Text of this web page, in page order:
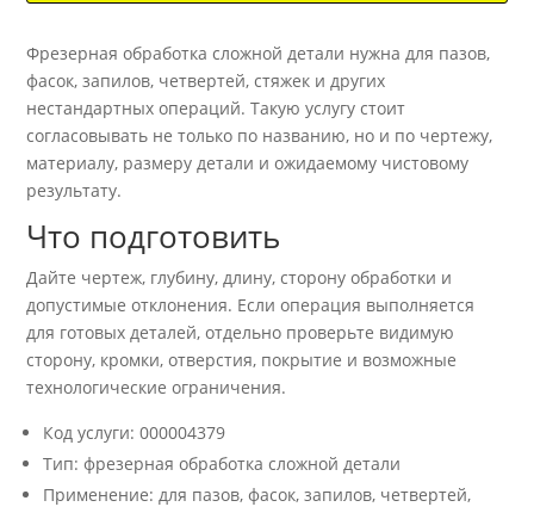
Фрезерная обработка сложной детали нужна для пазов,
фасок, запилов, четвертей, стяжек и других
нестандартных операций. Такую услугу стоит
согласовывать не только по названию, но и по чертежу,
материалу, размеру детали и ожидаемому чистовому
результату.
Что подготовить
Дайте чертеж, глубину, длину, сторону обработки и
допустимые отклонения. Если операция выполняется
для готовых деталей, отдельно проверьте видимую
сторону, кромки, отверстия, покрытие и возможные
технологические ограничения.
Код услуги: 000004379
Тип: фрезерная обработка сложной детали
Применение: для пазов, фасок, запилов, четвертей,